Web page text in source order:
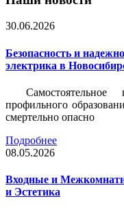
30.06.2026
Безопасность и
электрика в
профильного
смертельно опасно
Подробнее
08.05.2026
Входные и
и Эстетика